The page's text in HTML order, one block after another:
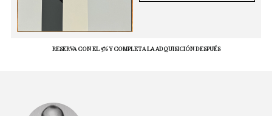
RESERVA CON EL 5% Y COMPLETA LA ADQUISICIÓN DESPUÉS